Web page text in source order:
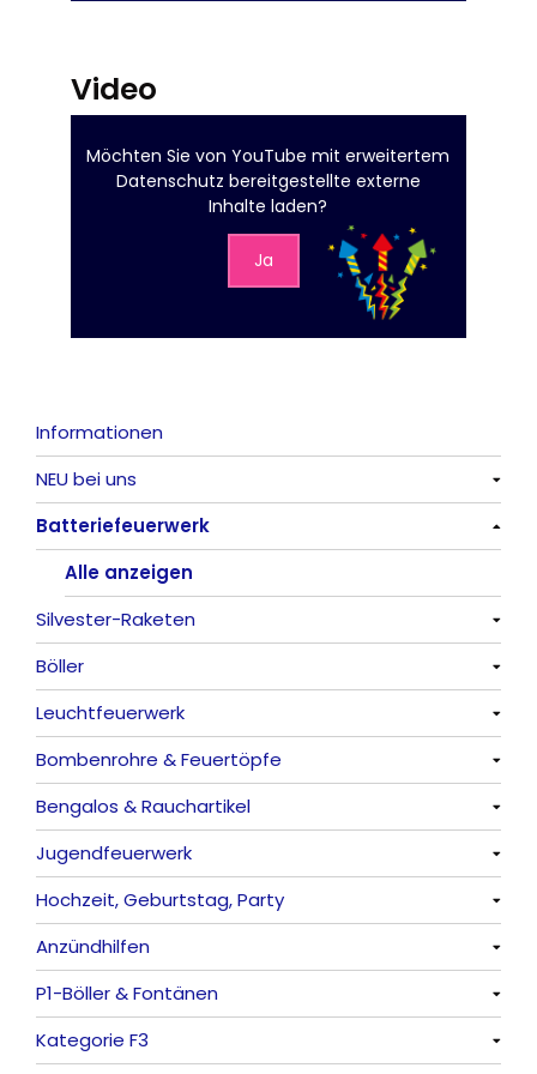
Video
Möchten Sie vonYouTube mit erweitertem
Datenschutz bereitgestellte externe
Inhalte laden?
Ja
Informationen
NEU bei uns
Alle anzeigen
Batteriefeuerwerk
Alle anzeigen
Silvester-Raketen
Alle anzeigen
Böller
Alle anzeigen
China-Böller
Knaller / Kanonenschläge
Reibkopfknaller
Frösche, Pfeiffer
Leuchtfeuerwerk
Alle anzeigen
Vulkane
Fontänen
Sonnen
Feuervögel
Römische Lichter
Bombenrohre & Feuertöpfe
Alle anzeigen
Mit Rumms
Bezaubernde Effekte
Bengalos & Rauchartikel
Alle anzeigen
Bengalos
Rauchartikel
Jugendfeuerwerk
Alle anzeigen
Hochzeit, Geburtstag, Party
Alle anzeigen
Feuerschriften
Indoor-Fontänen
Anzündhilfen
Alle anzeigen
P1-Böller & Fontänen
Alle anzeigen
Kategorie F3